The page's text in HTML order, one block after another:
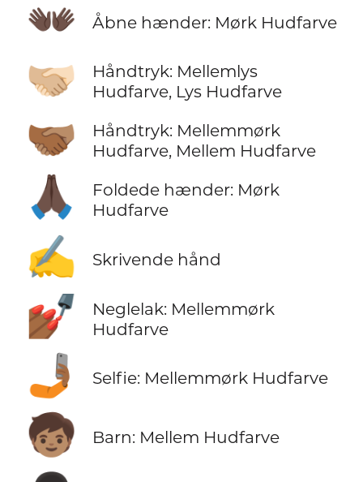
👐🏿 Åbne hænder: Mørk Hudfarve
🫱🏼‍🫲🏻
Håndtryk: Mellemlys
Hudfarve, Lys Hudfarve
🫱🏾‍🫲🏽
Håndtryk: Mellemmørk
Hudfarve, Mellem Hudfarve
🙏🏿
Foldede hænder: Mørk
Hudfarve
✍️ Skrivende hånd
💅🏾
Neglelak: Mellemmørk
Hudfarve
🤳🏾 Selfie: Mellemmørk Hudfarve
🧒🏽 Barn: Mellem Hudfarve